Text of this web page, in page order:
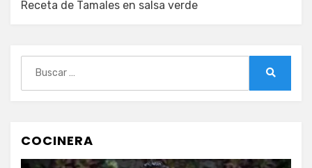
Receta de Tamales en salsa verde
COCINERA